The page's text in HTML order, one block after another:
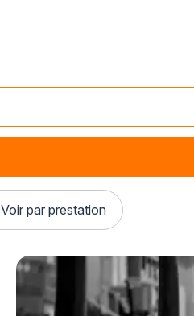
Voir par prestation